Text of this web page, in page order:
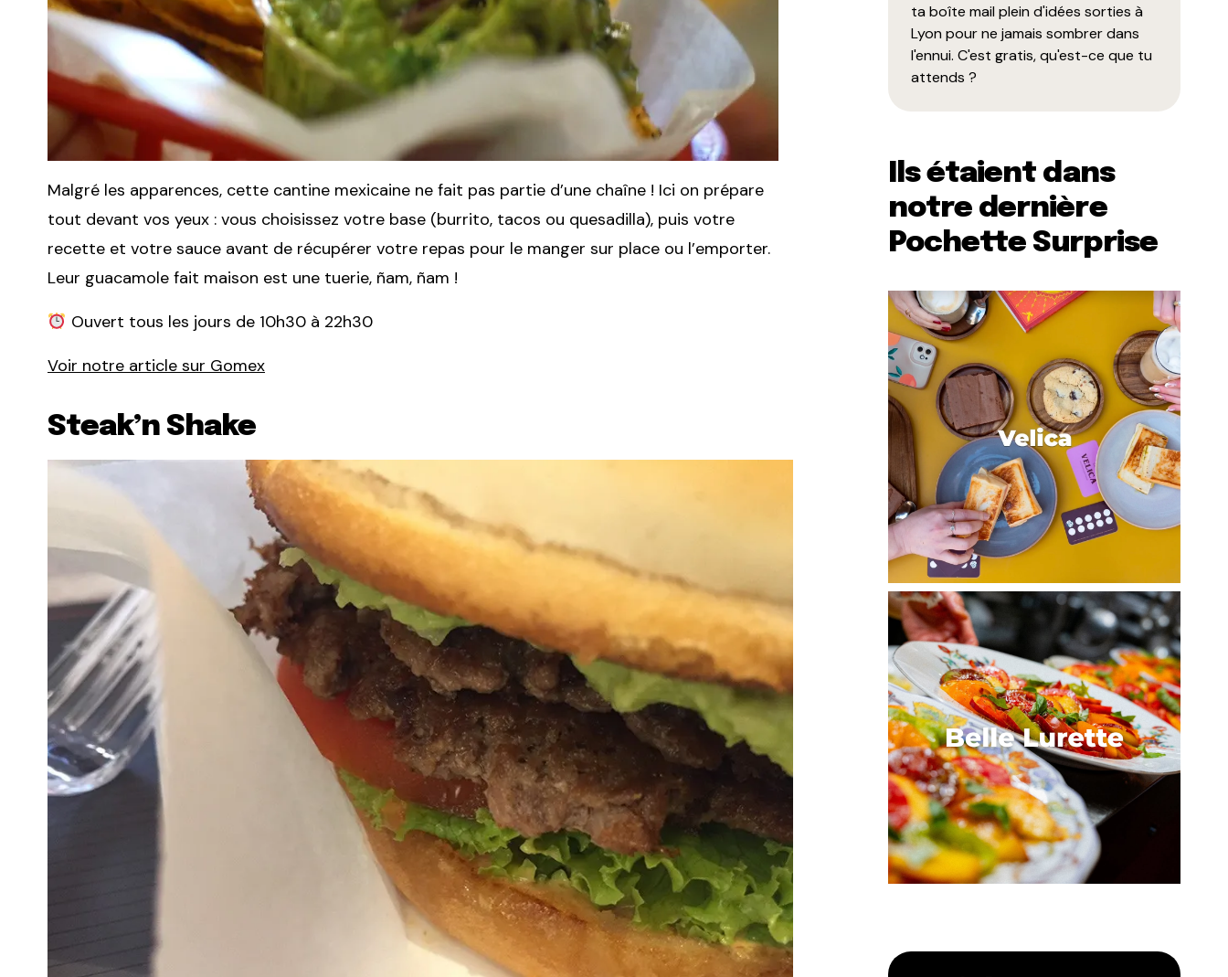
Malgré les apparences, cette cantine mexicaine ne fait pas partie d’une chaîne ! Ici on prépare
tout devant vos yeux : vous choisissez votre base (burrito, tacos ou quesadilla), puis votre
recette et votre sauce avant de récupérer votre repas pour le manger sur place ou l’emporter.
Leur guacamole fait maison est une tuerie, ñam, ñam !
Ouvert tous les jours de 10h30 à 22h30
Voir notre article sur Gomex
Steak’n Shake
ta boîte mail plein d'idées sorties à
Lyon pour ne jamais sombrer dans
l'ennui. C'est gratis, qu'est-ce que tu
attends ?
Ils étaient dans
notre dernière
Pochette Surprise